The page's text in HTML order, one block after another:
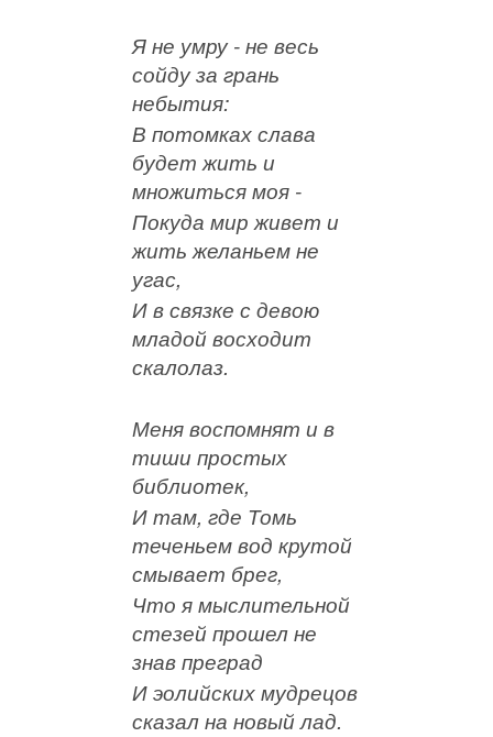
Я не умру - не весь
сойду за грань
небытия:
В потомках слава
будет жить и
множиться моя -
Покуда мир живет и
жить желаньем не
угас,
И в связке с девою
младой восходит
скалолаз.
Меня воспомнят и в
тиши простых
библиотек,
И там, где Томь
теченьем вод крутой
смывает брег,
Что я мыслительной
стезей прошел не
знав преград
И эолийских мудрецов
сказал на новый лад.